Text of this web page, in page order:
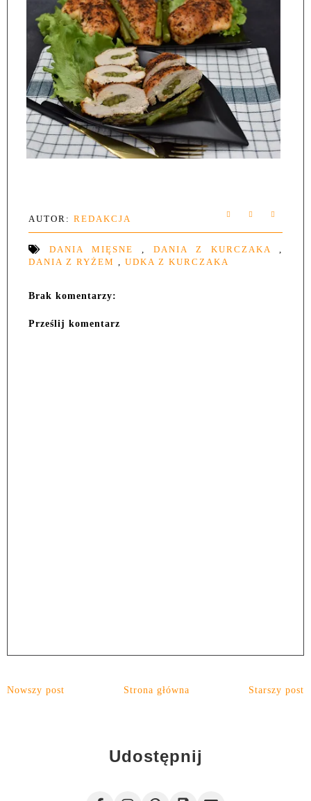
AUTOR: REDAKCJA
DANIA MIĘSNE , DANIA Z KURCZAKA ,
DANIA Z RYŻEM , UDKA Z KURCZAKA
Brak komentarzy:
Prześlij komentarz
Nowszy post Starszy post
Strona główna
Udostępnij